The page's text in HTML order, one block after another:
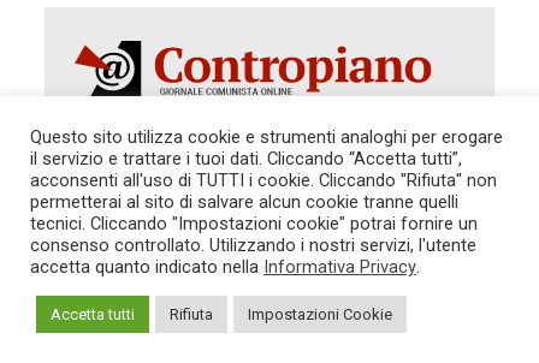
Autorizzazione del Tribunale di Roma 286 del 31
dicembre 2014. Direttore Responsabile: Sergio
Cararo. Indirizzo: V.Casalbruciato 27- sc. B - 00159
Roma -
Tel. 06.640.122.19 -redazione@contropiano.org
TG CONTROPIANO
LINK CONSIGLIATI
PRIVACY
COOKIE POLICY
Questo sito utilizza cookie e strumenti analoghi per erogare
il servizio e trattare i tuoi dati. Cliccando “Accetta tutti”,
acconsenti all'uso di TUTTI i cookie. Cliccando "Rifiuta" non
permetterai al sito di salvare alcun cookie tranne quelli
tecnici. Cliccando "Impostazioni cookie" potrai fornire un
consenso controllato. Utilizzando i nostri servizi, l'utente
accetta quanto indicato nella Informativa Privacy.
Accetta tutti Rifiuta Impostazioni Cookie